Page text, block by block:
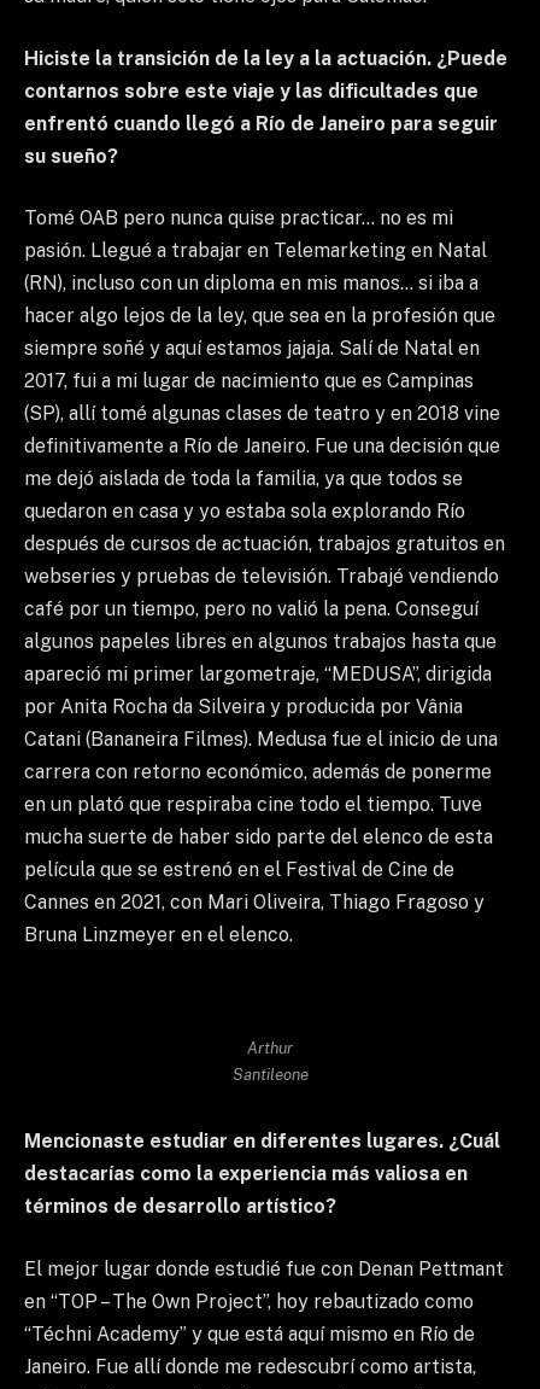
Hiciste la transición de la ley a la actuación. ¿Puede
contarnos sobre este viaje y las dificultades que
enfrentó cuando llegó a Río de Janeiro para seguir
su sueño?
Tomé OAB pero nunca quise practicar… no es mi
pasión. Llegué a trabajar en Telemarketing en Natal
(RN), incluso con un diploma en mis manos… si iba a
hacer algo lejos de la ley, que sea en la profesión que
siempre soñé y aquí estamos jajaja. Salí de Natal en
2017, fui a mi lugar de nacimiento que es Campinas
(SP), allí tomé algunas clases de teatro y en 2018 vine
definitivamente a Río de Janeiro. Fue una decisión que
me dejó aislada de toda la familia, ya que todos se
quedaron en casa y yo estaba sola explorando Río
después de cursos de actuación, trabajos gratuitos en
webseries y pruebas de televisión. Trabajé vendiendo
café por un tiempo, pero no valió la pena. Conseguí
algunos papeles libres en algunos trabajos hasta que
apareció mi primer largometraje, “MEDUSA”, dirigida
por Anita Rocha da Silveira y producida por Vânia
Catani (Bananeira Filmes). Medusa fue el inicio de una
carrera con retorno económico, además de ponerme
en un plató que respiraba cine todo el tiempo. Tuve
mucha suerte de haber sido parte del elenco de esta
película que se estrenó en el Festival de Cine de
Cannes en 2021, con Mari Oliveira, Thiago Fragoso y
Bruna Linzmeyer en el elenco.
Arthur
Santileone
Mencionaste estudiar en diferentes lugares. ¿Cuál
destacarías como la experiencia más valiosa en
términos de desarrollo artístico?
El mejor lugar donde estudié fue con Denan Pettmant
en “TOP – The Own Project”, hoy rebautizado como
“Téchni Academy” y que está aquí mismo en Río de
Janeiro. Fue allí donde me redescubrí como artista,